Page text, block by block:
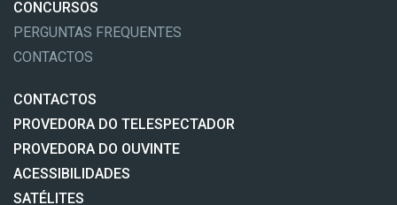
CONCURSOS
PERGUNTAS FREQUENTES
CONTACTOS
CONTACTOS
PROVEDORA DO TELESPECTADOR
PROVEDORA DO OUVINTE
ACESSIBILIDADES
SATÉLITES